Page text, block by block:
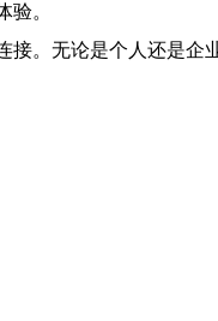
。
。无论是个人还是企